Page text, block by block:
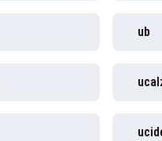
ub